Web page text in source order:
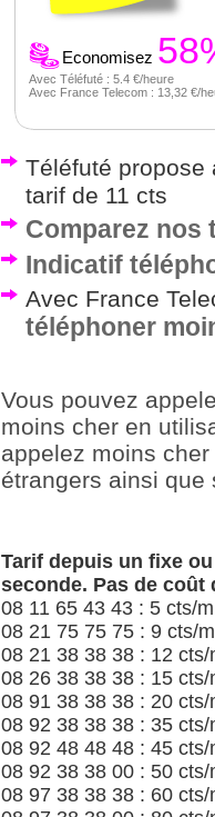
Economisez
Avec Téléfuté : 5.4 €/heure
Avec France Telecom : 13,32 €/
Téléfuté propose
tarif de 11 cts
Comparez nos
Indicatif
Avec France
téléphoner
Vous pouvez
moins cher en
appelez moins
étrangers ainsi que
Tarif depuis un fixe
seconde. Pas de coût
08 11 65 43 43 : 5 cts/
08 21 75 75 75 : 9 cts/
08 21 38 38 38 : 12 cts/
08 26 38 38 38 : 15 cts/
08 91 38 38 38 : 20 cts/
08 92 38 38 38 : 35 cts/
08 92 48 48 48 : 45 cts/
08 92 38 38 00 : 50 cts/
08 97 38 38 38 : 60 cts/